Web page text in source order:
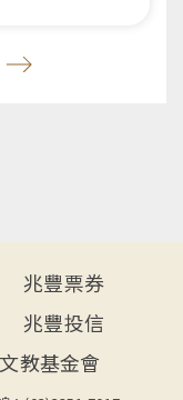
兆豐票券
兆豐投信
教基金會